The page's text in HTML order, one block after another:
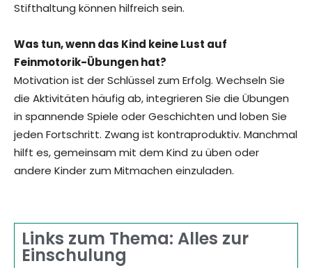
Stifthaltung können hilfreich sein.
Was tun, wenn das Kind keine Lust auf
Feinmotorik-Übungen hat?
Motivation ist der Schlüssel zum Erfolg. Wechseln Sie
die Aktivitäten häufig ab, integrieren Sie die Übungen
in spannende Spiele oder Geschichten und loben Sie
jeden Fortschritt. Zwang ist kontraproduktiv. Manchmal
hilft es, gemeinsam mit dem Kind zu üben oder
andere Kinder zum Mitmachen einzuladen.
Links zum Thema: Alles zur
Einschulung